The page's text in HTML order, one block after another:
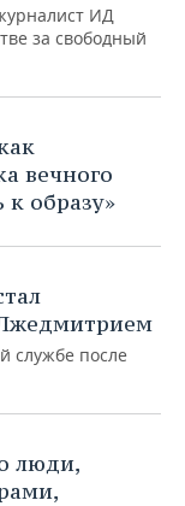
ИД
за свободный
вечного
к образу»
службе после
люди,